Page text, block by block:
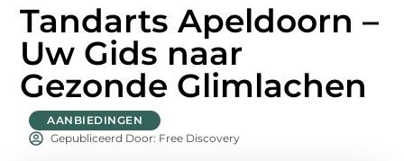
Tandarts Apeldoorn –
Uw Gids naar
Gezonde Glimlachen
AANBIEDINGEN
Gepubliceerd Door: Free Discovery